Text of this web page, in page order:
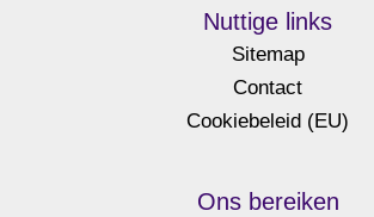
Nuttige links
Sitemap
Contact
Cookiebeleid (EU)
Ons bereiken